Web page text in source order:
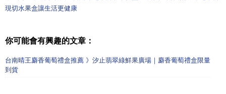
現切水果盒讓生活更健康
你可能會有興趣的文章：
台南晴王麝香葡萄禮盒推薦 》汐止翡翠綠鮮果廣場｜麝香葡萄禮盒限量
到貨